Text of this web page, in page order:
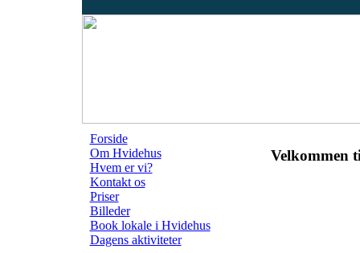
Forside
Om Hvidehus
Hvem er vi?
Kontakt os
Priser
Billeder
Book lokale i Hvidehus
Dagens aktiviteter
Velkommen